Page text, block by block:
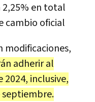
2,25% en total
cambio oficial
modificaciones,
adherir al
2024, inclusive,
septiembre.